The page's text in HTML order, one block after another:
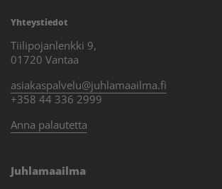
Yhteystiedot
Tiilipojanlenkki 9,
01720 Vantaa
asiakaspalvelu@juhlamaailma.fi
+358 44 336 2999
Anna palautetta
Juhlamaailma